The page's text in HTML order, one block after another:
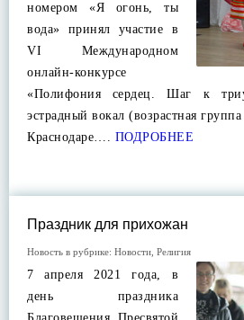
номером «Я огонь, ты
вода» принял участие в
VI Международном
онлайн-конкурсе
«Полифония сердец. Шаг к
эстрадный вокал (возрастная
Краснодаре…. ПОДРОБНЕЕ
Праздник для прихожан
Новость в рубрике: Новости Религия
7 апреля 2021 года, в
день праздника